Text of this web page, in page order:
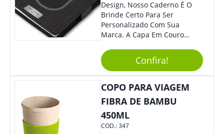
Design, Nosso Caderno É O
Brinde Certo Para Ser
Personalizado Com Sua
Marca. A Capa Em Couro
Elástico Permite Maior
Segurança Ao Carregá-Lo.
Ofereça A Seus Clientes E
Colaboradores, Sem Dúvidas
Confira!
COPO PARA VIAGEM
FIBRA DE BAMBU
450ML
COD.:347